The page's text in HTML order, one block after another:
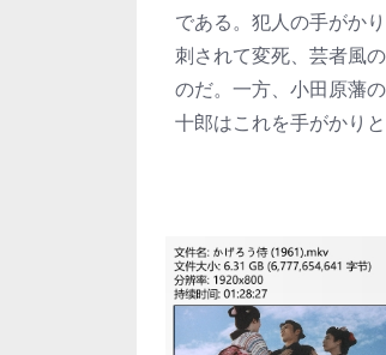
である。犯人の手がか
刺されて変死、芸者風
のだ。一方、小田原藩
十郎はこれを手がかり